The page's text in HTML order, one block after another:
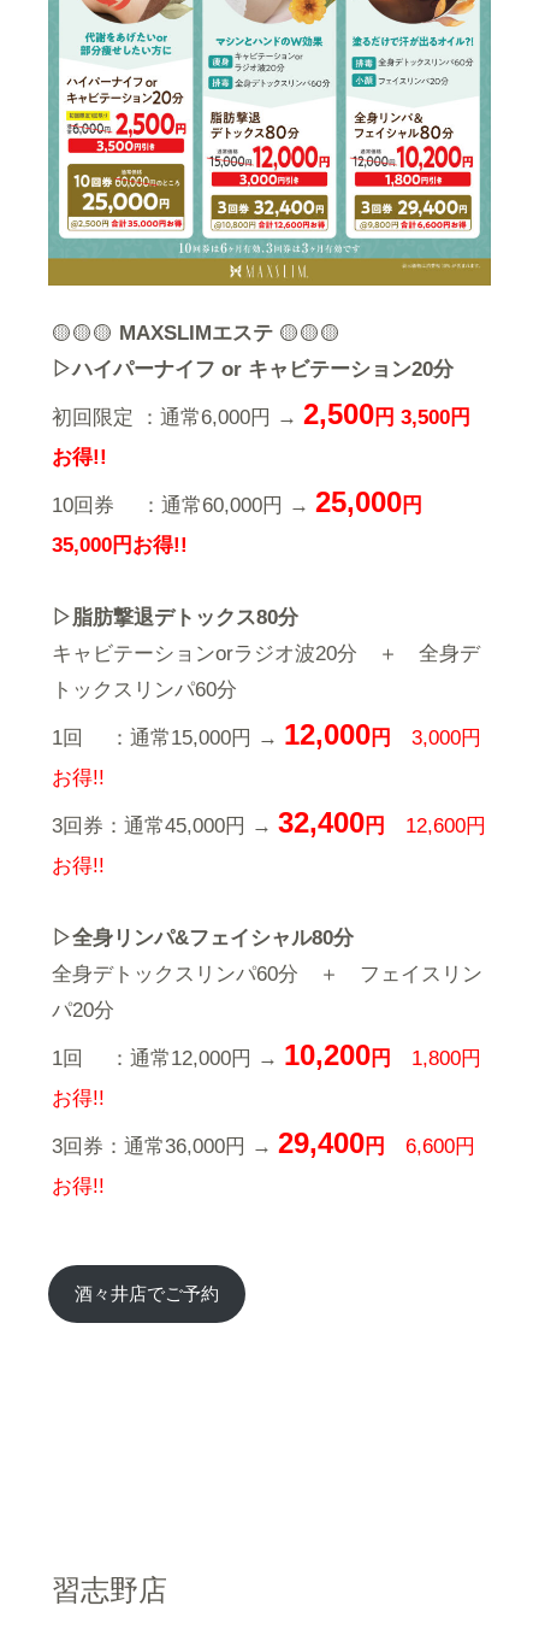
🟡🟡🟡 MAXSLIMエステ 🟡🟡🟡
▷ハイパーナイフ or キャビテーション20分
初回限定 ：通常6,000円 →2,500円 3,500円
お得!!
10回券 ：通常60,000円 →25,000円
35,000円お得!!
▷脂肪撃退デトックス80分
キャビテーションorラジオ波20分 ＋ 全身デ
トックスリンパ60分
1回 ：通常15,000円 → 12,000円
3,000円
お得!!
3回券：通常45,000円 →32,400円
12,600円
お得!!
▷全身リンパ&フェイシャル80分
全身デトックスリンパ60分 ＋ フェイスリン
パ20分
1回 ：通常12,000円 → 10,200円
1,800円
お得!!
3回券：通常36,000円 →29,400円
6,600円
お得!!
酒々井店でご予約
習志野店